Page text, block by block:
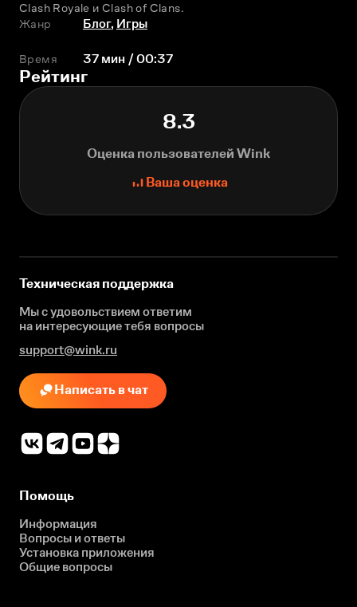
Clash Royale и Clash of Clans.
Жанр
Блог, Игры
Время 37 мин / 00:37
Рейтинг
8.3
Оценка пользователей Wink
Ваша оценка
Техническая поддержка
Мы с удовольствием ответим
на интересующиетебя вопросы
support@wink.ru
Написать в чат
Помощь
Информация
Вопросы и ответы
Установка приложения
Общие вопросы